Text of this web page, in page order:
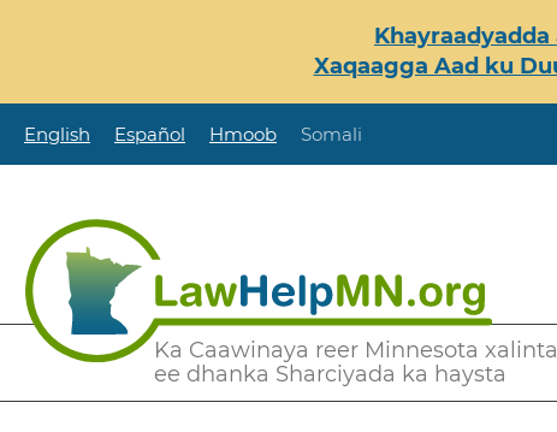
content
Xaqaagga Aad ku
English Español Hmoob Somali
Ka Caawinaya reer Minnesota
ee dhanka Sharciyada ka haysta
Secondary